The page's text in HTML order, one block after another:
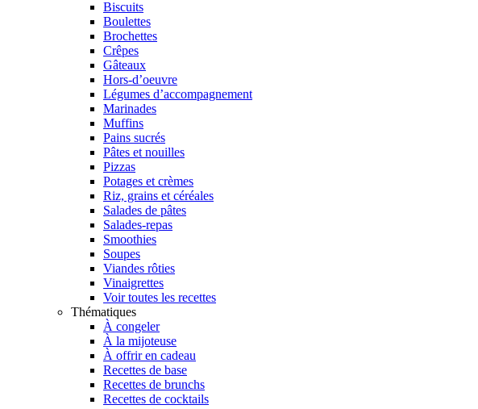
Biscuits
Boulettes
Brochettes
Crêpes
Gâteaux
Hors-d’oeuvre
Légumes d’accompagnement
Marinades
Muffins
Pains sucrés
Pâtes et nouilles
Pizzas
Potages et crèmes
Riz, grains et céréales
Salades de pâtes
Salades-repas
Smoothies
Soupes
Viandes rôties
Vinaigrettes
Voir toutes les recettes
Thématiques
À congeler
À la mijoteuse
À offrir en cadeau
Recettes de base
Recettes de brunchs
Recettes de cocktails